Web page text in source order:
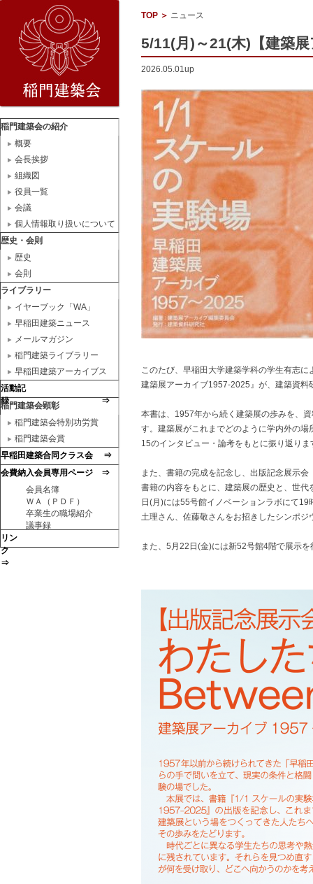
稲門建築会の紹介
概要
会長挨拶
組織図
役員一覧
会議
個人情報取り扱いについて
歴史・会則
歴史
会則
ライブラリー
イヤーブック「WA」
早稲田建築ニュース
メールマガジン
稲門建築ライブラリー
早稲田建築アーカイブス
活動記
録 ⇒
稲門建築会顕彰
稲門建築会特別功労賞
稲門建築会賞
早稲田建築合同クラス会 ⇒
会費納入会員専用ページ ⇒
会員名簿
ＷＡ（ＰＤＦ）
卒業生の職場紹介
議事録
リン
ク
⇒
TOP ＞ ニュース
5/11(月)～21(木)【建築
2026.05.01up
このたび、早稲田大学建築学科の学生有志
建築展アーカイブ1957-2025』が、建築資料
本書は、1957年から続く建築展の歩みを、
す。建築展がこれまでどのように学内外の
15のインタビュー・論考をもとに振り返りま
また、書籍の完成を記念し、出版記念展示
書籍の内容をもとに、建築展の歴史と、世
日(月)には55号館イノベーションラボにて
土理さん、佐藤敬さんをお招きしたシンポ
また、5月22日(金)には新52号館4階で展示